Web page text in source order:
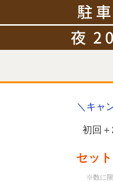
＼キャ
初回
セッ
※数に